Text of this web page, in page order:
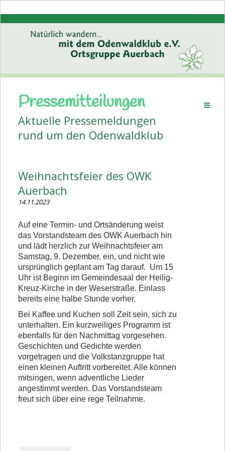
Startseite
Aktuelles
Pressemitteilungen
Wanderplan
Veranstaltungen
Bildergalerien
Vorstand
Kontakt
Beitrittserklärung
Pressemitteilungen
Aktuelle Pressemeldungen
rund um den Odenwaldklub
Weihnachtsfeier des OWK
Auerbach
14.11.2023
Auf eine Termin- und Ortsänderung weist
das Vorstandsteam des OWK Auerbach hin
und lädt herzlich zur Weihnachtsfeier am
Samstag, 9. Dezember, ein, und nicht wie
ursprünglich geplant am Tag darauf. Um 15
Uhr ist Beginn im Gemeindesaal der Heilig-
Kreuz-Kirche in der Weserstraße. Einlass
bereits eine halbe Stunde vorher.
Bei Kaffee und Kuchen soll Zeit sein, sich zu
unterhalten. Ein kurzweiliges Programm ist
ebenfalls für den Nachmittag vorgesehen.
Geschichten und Gedichte werden
vorgetragen und die Volkstanzgruppe hat
einen kleinen Auftritt vorbereitet. Alle können
mitsingen, wenn adventliche Lieder
angestimmt werden. Das Vorstandsteam
freut sich über eine rege Teilnahme.